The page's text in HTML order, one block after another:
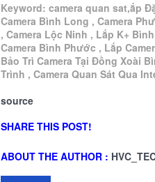
Keyword: camera quan sat,ắp
Camera Bình Long , Camera
, Camera Lộc Ninh , Lắp K+
Camera Bình Phước , Lắp
Bảo Trì Camera Tại Đồng Xoài
Trình , Camera Quan Sát Qua
source
SHARE THIS POST!
ABOUT THE AUTHOR :